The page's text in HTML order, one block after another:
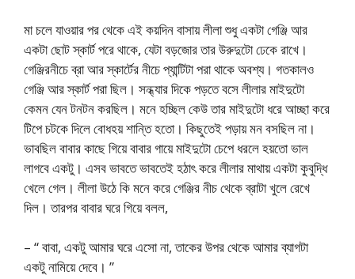
মা চলে যাওয়ার পর থেকে এই কয়দিন বাসায় লীলা শুধু একটা গেঞ্জি আর
একটা ছোট স্কার্ট পরে থাকে, যেটা বড়জোর তার উরুদুটো ঢেকে রাখে।
গেঞ্জিরনীচে ব্রা আর স্কার্টের নীচে প্যান্টিটা পরা থাকে অবশ্য। গতকালও
গেঞ্জি আর স্কার্ট পরা ছিল। সন্ধ্যার দিকে পড়তে বসে লীলার মাইদুটো
কেমন যেন টনটন করছিল। মনে হচ্ছিল কেউ তার মাইদুটো ধরে আচ্ছা করে
টিপে চটকে দিলে বোধহয় শান্তি হতো। কিছুতেই পড়ায় মন বসছিল না।
ভাবছিল বাবার কাছে গিয়ে বাবার গায়ে মাইদুটো চেপে ধরলে হয়তো ভাল
লাগবে একটু। এসব ভাবতে ভাবতেই হঠাৎ করে লীলার মাথায় একটা কুবুদ্ধি
খেলে গেল। লীলা উঠে কি মনে করে গেঞ্জির নীচ থেকে ব্রাটা খুলে রেখে
দিল। তারপর বাবার ঘরে গিয়ে বলল,
– “ বাবা, একটু আমার ঘরে এসো না, তাকের উপর থেকে আমার ব্যাগটা
একটু নামিয়ে দেবে। ”